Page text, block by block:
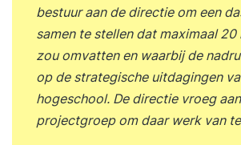
Performance Casus. Het belang
en openheid binnen High
Leadership. Leiderschapsgedrag
geloofwaardigheid en
Een high performance cultuur
van veiligheid en transparantie.
bestuur aan de directie om een
samen te stellen dat maximaal
zou omvatten en waarbij de
op de strategische uitdagingen
hogeschool. De directie vroeg
projectgroep om daar werk van